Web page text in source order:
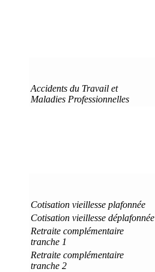
Accidents du Travail et
Maladies Professionnelles
Cotisation vieillesse plafonnée
Cotisation vieillesse déplafonnée
Retraite complémentaire
tranche 1
Retraite complémentaire
tranche 2